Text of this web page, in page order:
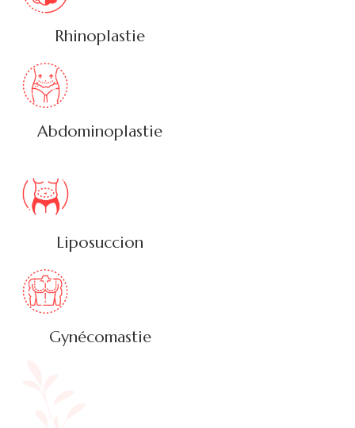
Rhinoplastie
Abdominoplastie
Liposuccion
Gynécomastie